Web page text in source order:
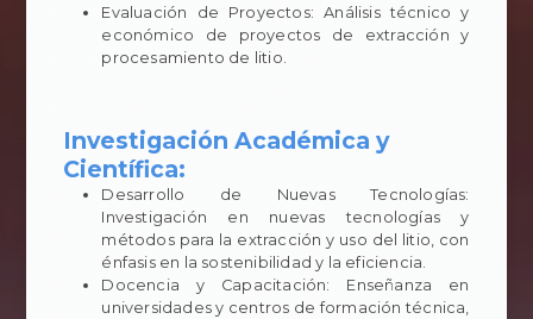
Evaluación de Proyectos: Análisis técnico y
económico de proyectos de extracción y
procesamiento de litio.
Investigación Académica y
Científica:
Desarrollo de Nuevas Tecnologías:
Investigación en nuevas tecnologías y
métodos para la extracción y uso del litio, con
énfasis en la sostenibilidad y la eficiencia.
Docencia y Capacitación: Enseñanza en
universidades y centros de formación técnica,